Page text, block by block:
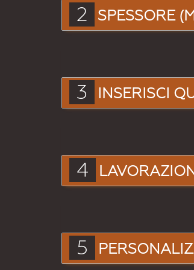
2 SPESSORE
3 INSERISCI
4
5